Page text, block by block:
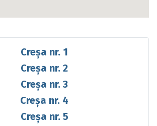
Creșa nr. 1
Creșa nr. 2
Creșa nr. 3
Creșa nr. 4
Creșa nr. 5